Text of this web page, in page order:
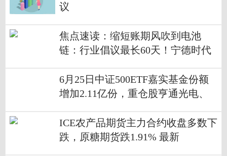
议
焦点速读：缩短账期风吹到电池
链：行业倡议最长60天！宁德时代
6月25日中证500ETF嘉实基金份额
增加2.11亿份，重仓股亨通光电、
ICE农产品期货主力合约收盘多数下
跌，原糖期货跌1.91% 最新